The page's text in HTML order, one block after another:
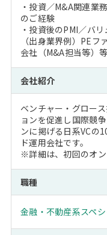
・投資／M&A関連業
のご経験
・投資後のPMI／バ
（出身業界例）PE
会社（M&A担当等）等
会社紹介
ベンチャー・グロー
ョンを促進し国際競
ンに掲げる日系VCの
ド運用会社です。
※詳細は、初回のオ
職種
金融・不動産系スペ